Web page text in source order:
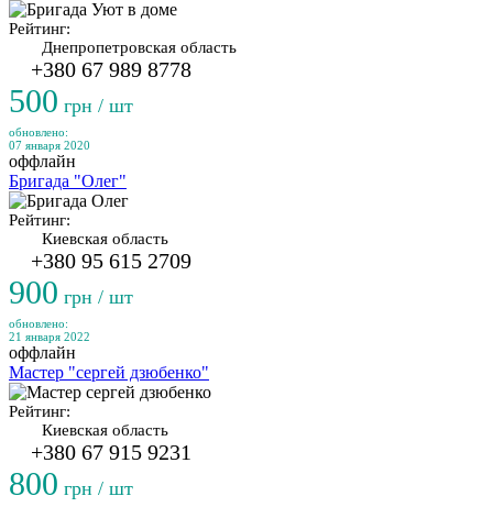
Рейтинг:
Днепропетровская область
+380 67 989 8778
500 грн / шт
обновлено:
07 января 2020
оффлайн
Бригада "Олег"
Рейтинг:
Киевская область
+380 95 615 2709
900 грн / шт
обновлено:
21 января 2022
оффлайн
Мастер "сергей дзюбенко"
Рейтинг:
Киевская область
+380 67 915 9231
800 грн / шт